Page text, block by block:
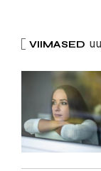
VIIMASED